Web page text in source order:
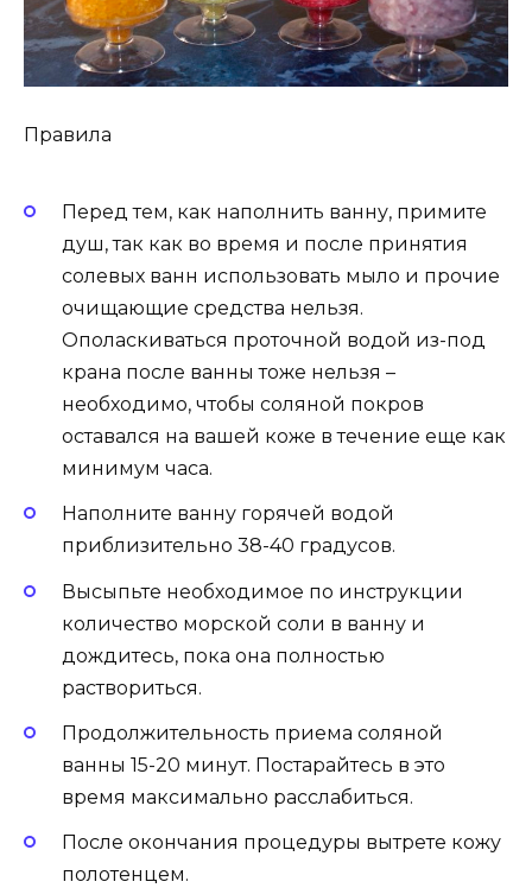
Правила
Перед тем, как наполнить ванну, примите
душ, так как во время и после принятия
солевых ванн использовать мыло и прочие
очищающие средства нельзя.
Ополаскиваться проточной водой из-под
крана после ванны тоже нельзя –
необходимо, чтобы соляной покров
оставался на вашей коже в течение еще как
минимум часа.
Наполните ванну горячей водой
приблизительно 38-40 градусов.
Высыпьте необходимое по инструкции
количество морской соли в ванну и
дождитесь, пока она полностью
раствориться.
Продолжительность приема соляной
ванны 15-20 минут. Постарайтесь в это
время максимально расслабиться.
После окончания процедуры вытрете кожу
полотенцем.